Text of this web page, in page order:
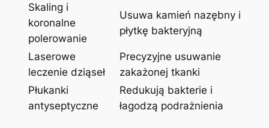
Skaling i
koronalne
polerowanie
Usuwa kamień nazębny i
płytkę bakteryjną
Laserowe
leczenie dziąseł
Precyzyjne usuwanie
zakażonej tkanki
Płukanki
antyseptyczne
Redukują bakterie i
łagodzą podrażnienia